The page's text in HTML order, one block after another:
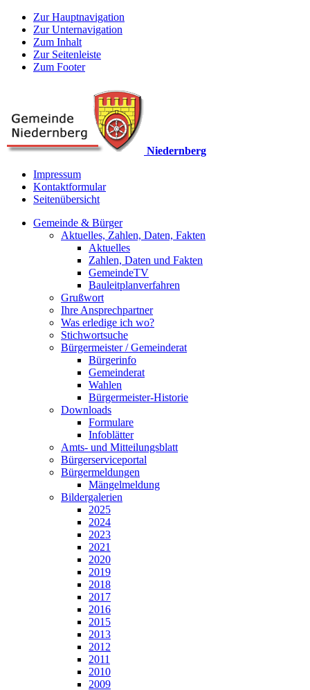
Zur Hauptnavigation
Zur Unternavigation
Zum Inhalt
Zur Seitenleiste
Zum Footer
Niedernberg
Impressum
Kontaktformular
Seitenübersicht
Gemeinde & Bürger
Aktuelles, Zahlen, Daten, Fakten
Aktuelles
Zahlen, Daten und Fakten
GemeindeTV
Bauleitplanverfahren
Grußwort
Ihre Ansprechpartner
Was erledige ich wo?
Stichwortsuche
Bürgermeister / Gemeinderat
Bürgerinfo
Gemeinderat
Wahlen
Bürgermeister-Historie
Downloads
Formulare
Infoblätter
Amts- und Mitteilungsblatt
Bürgerserviceportal
Bürgermeldungen
Mängelmeldung
Bildergalerien
2025
2024
2023
2021
2020
2019
2018
2017
2016
2015
2013
2012
2011
2010
2009